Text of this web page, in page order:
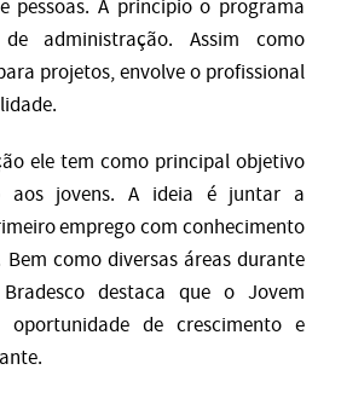
pessoas. A princípio o programa
administração. Assim como
projetos, envolve o profissional
ele tem como principal objetivo
aos jovens. A ideia é juntar a
emprego com conhecimento
como diversas áreas durante
destaca que o Jovem
oportunidade de crescimento e